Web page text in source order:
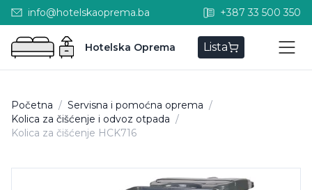
info@hotelskaoprema.ba +387 33 500 350
Hotelska Oprema Lista
Početna / Servisna i pomoćna oprema /
Kolica za čišćenje i odvoz otpada /
Kolica za čišćenje HCK716